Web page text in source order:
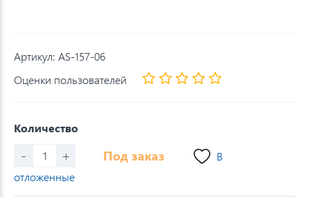
Артикул: AS-157-06
Оценки пользователей
Количество
- + Под заказ
В
отложенные